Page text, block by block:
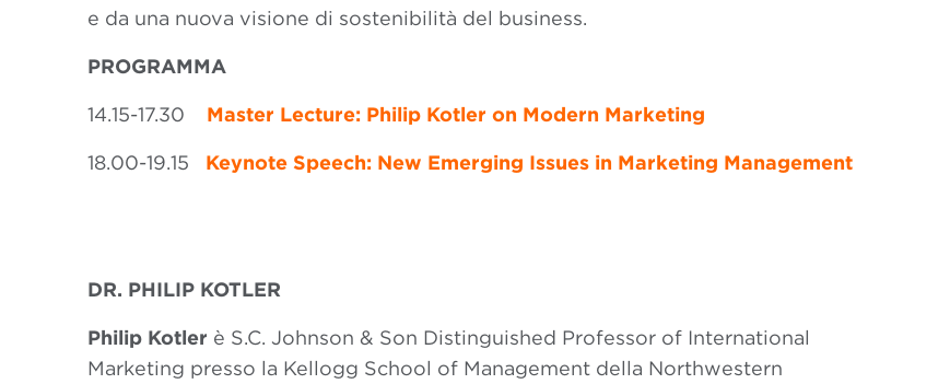
e da una nuova visione di sostenibilità del business.
PROGRAMMA
14.15-17.30 Master Lecture: Philip Kotler on Modern Marketing
18.00-19.15 Keynote Speech: New Emerging Issues in Marketing Management
DR. PHILIP KOTLER
Philip Kotler è S.C. Johnson & Son Distinguished Professor of International
Marketing presso la Kellogg School of Management della Northwestern